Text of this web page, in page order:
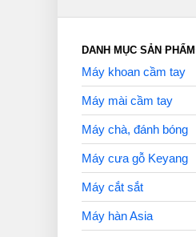
DANH MỤC SẢN PHẨM
Máy khoan cầm tay
Máy mài cầm tay
Máy chà, đánh bóng
Máy cưa gỗ Keyang
Máy cắt sắt
Máy hàn Asia